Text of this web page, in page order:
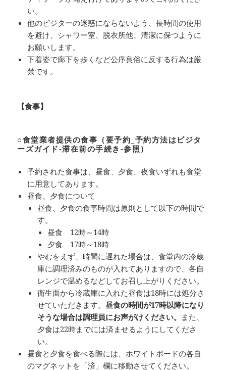
い。
他のビジターの迷惑にならないよう、長時間の使用
を避け、シャワー室、脱衣所他、清潔に保つように
お願いします。
下着姿で廊下を歩くなど公序良俗に反する行為は厳
禁です。
【食事】
○食堂業者提供の食事（要予約_予約方法はビジタ
ーズガイド-滞在前の手続き-参照）
予約された食事は、昼食、夕食、夜食いずれも食堂
に用意してあります。
昼食、夕食について
昼食、夕食の食事時間は原則として以下の時間で
す。
昼食 12時～14時
夕食 17時～18時
やむをえず、時間に遅れた場合は、食堂内の冷蔵
庫に調理済みのものが入れてありますので、各自
レンジで温めるなどしてお召し上がりください。
衛生面から冷蔵庫に入れた昼食は18時には処分さ
せていただきます。昼食の時間が17時以降になり
そうな場合は調理員にお声がけください。 また、
夕食は22時までには済ませるようにしてくださ
い。
昼食と夕食を食べる際には、ホワイトボードの各自
のマグネットを「済」欄に移動させてください。